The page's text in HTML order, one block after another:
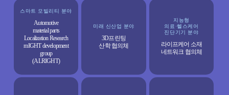
스마트 모빌리티 분야
Automotive
material parts
Localization Research
mIGHT development
group
(ALRIGHT)
미래 신산업 분야
3D프린팅
산학 협의체
지능형
의료·헬스케어
진단기기 분야
라이프케어 소재
네트워크 협의체